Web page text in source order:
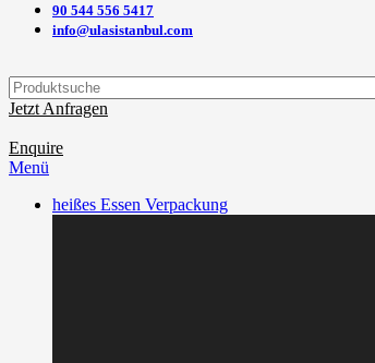
90 544 556 5417
info@ulasistanbul.com
Jetzt Anfragen
Enquire
Menü
heißes Essen Verpackung